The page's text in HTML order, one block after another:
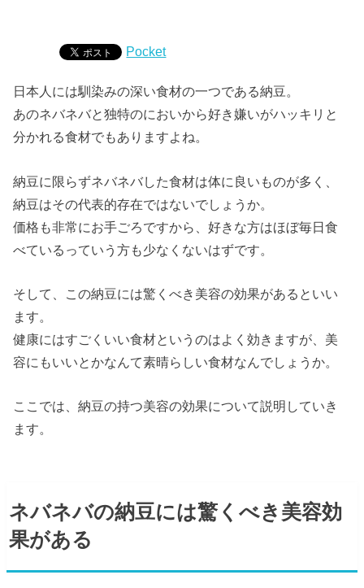
Pocket
日本人には馴染みの深い食材の一つである納豆。
あのネバネバと独特のにおいから好き嫌いがハッキリと
分かれる食材でもありますよね。
納豆に限らずネバネバした食材は体に良いものが多く、
納豆はその代表的存在ではないでしょうか。
価格も非常にお手ごろですから、好きな方はほぼ毎日食
べているっていう方も少なくないはずです。
そして、この納豆には驚くべき美容の効果があるといい
ます。
健康にはすごくいい食材というのはよく効きますが、美
容にもいいとかなんて素晴らしい食材なんでしょうか。
ここでは、納豆の持つ美容の効果について説明していき
ます。
ネバネバの納豆には驚くべき美容効
果がある